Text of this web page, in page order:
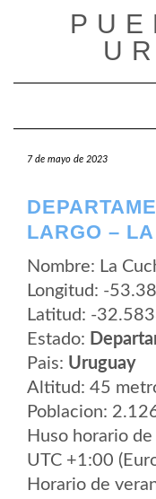
7 de mayo de 2023
LARGO –
Nombre: La
Longitud: -
Latitud: -
Estado:
Pais: Uruguay
Altitud: 45
Poblacion:
Huso horario
UTC +1:00
Horario de